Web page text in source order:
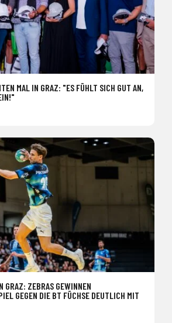
MAL IN GRAZ: "ES FÜHLT SICH GUT AN,
GRAZ: ZEBRAS GEWINNEN
GEGEN DIE BT FÜCHSE DEUTLICH MIT